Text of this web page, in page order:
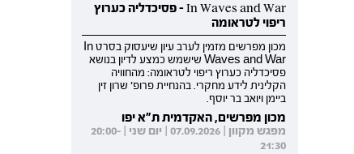
In Waves and War - פסיכדליה כערוץ
ריפוי לטראומה
מכון מפרשים מזמין לערב עיון שיעסוק בסרט In
Waves and War שישמש כמצע לדיון בנושא
פסיכדליה כערוץ ריפוי לטראומה: מהחוויה
הקלינית לידע מחקרי. בהנחיית פרופ' שרון זין
ביימן ויואב בר יוסף.
מכון מפרשים, האקדמית ת"א יפו
מפגש מקוון | 07.09.2026 | יום שני | 20:00-
21:30